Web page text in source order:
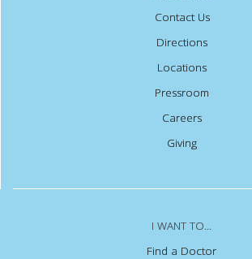
Contact Us
Directions
Locations
Pressroom
Careers
Giving
I WANT TO...
Find a Doctor